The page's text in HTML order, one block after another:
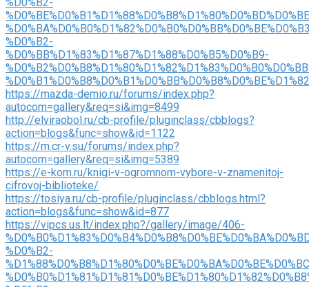
%D0%B2-
%D0%BB%D1%83%D1%87%D1%88%D0%B5%D0%B9-
https://mazda-demio.ru/forums/index.php?
autocom=gallery&req=si&img=8499
http://elviraobol.ru/cb-profile/pluginclass/cbblogs?
action=blogs&func=show&id=1122
https://m.cr-v.su/forums/index.php?
autocom=gallery&req=si&img=5389
https://e-kom.ru/knigi-v-ogromnom-vybore-v-znamenitoj-
cifrovoj-biblioteke/
https://tosiya.ru/cb-profile/pluginclass/cbblogs.html?
action=blogs&func=show&id=877
https://vipcs.us.lt/index.php?/gallery/image/406-
%D0%B2-